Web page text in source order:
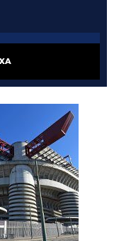
za niego ok. 40